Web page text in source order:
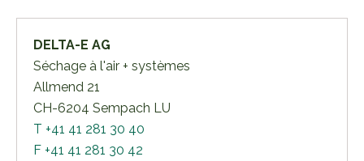
DELTA-E AG
Séchage à l'air + systèmes
Allmend 21
CH-6204 Sempach LU
T +41 41 281 30 40
F +41 41 281 30 42